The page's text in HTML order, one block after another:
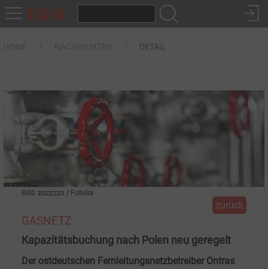
DETAIL
Bild: zozzzzo / Fotolia
zurück
GASNETZ
Kapazitätsbuchung nach Polen neu geregelt
Der ostdeutschen Fernleitungsnetzbetreiber Ontras